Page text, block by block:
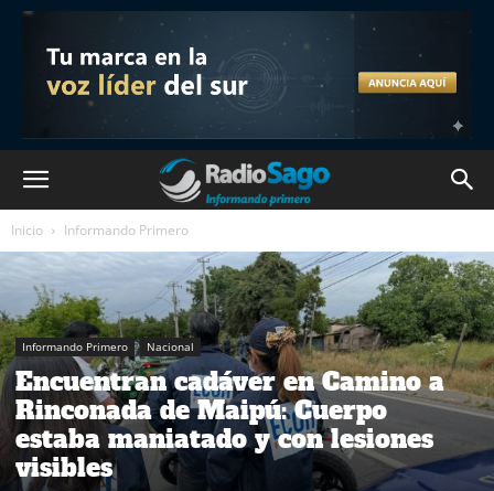
Inicio Informando Primero
Informando Primero Nacional
Encuentran cadáver en Camino a
Rinconada de Maipú: Cuerpo
estaba maniatado y con lesiones
visibles